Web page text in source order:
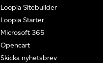
Loopia Sitebuilder
Loopia Starter
Microsoft 365
Opencart
Skicka nyhetsbrev